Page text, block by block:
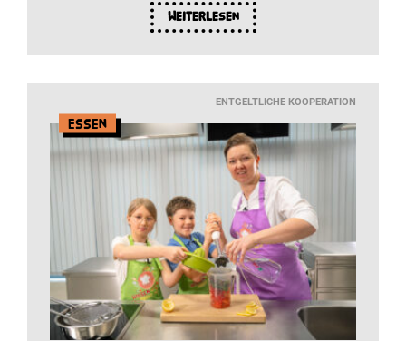
Weiterlesen
ENTGELTLICHE KOOPERATION
Essen